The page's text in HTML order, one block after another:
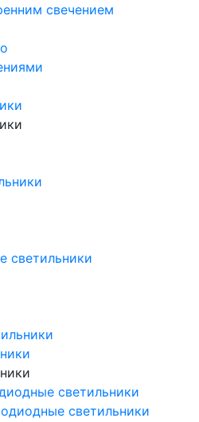
свечением
светильники
светильники
светильники